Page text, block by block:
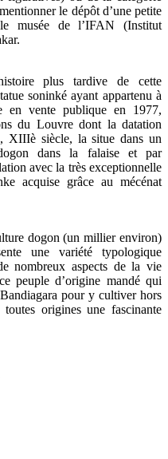
le dépôt d’une petite
musée de l’IFAN (Institut
plus tardive de cette
soninké ayant appartenu à
en vente publique en 1977,
du Louvre dont la datation
XIIIè siècle, la situe dans un
dans la falaise et par
avec la très exceptionnelle
acquise grâce au mécénat
dogon (un millier environ)
une variété typologique
nombreux aspects de la vie
peuple d’origine mandé qui
pour y cultiver hors
origines une fascinante